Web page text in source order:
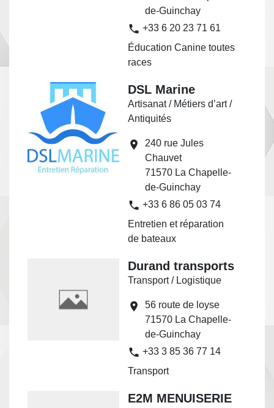
de-Guinchay
phone +33 6 20 23 71 61
Éducation Canine toutes
races
DSL Marine
Artisanat / Métiers d’art /
Antiquités
location_on
240 rue Jules
Chauvet
71570 La Chapelle-
de-Guinchay
phone +33 6 86 05 03 74
Entretien et réparation
de bateaux
Durand transports
Transport / Logistique
location_on
56 route de loyse
71570 La Chapelle-
de-Guinchay
phone +33 3 85 36 77 14
Transport
E2M MENUISERIE